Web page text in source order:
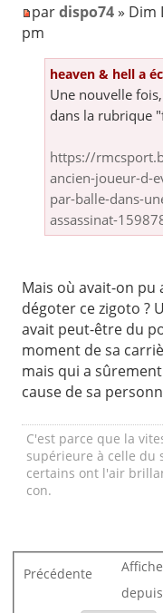
pardispo74» Dim
pm
heaven & hell a
Une nouvelle
dans la rubrique
https://
ancien-joueur-d-
par-balle-dans-
assassinat-
Mais où avait-on
dégoter ce zigoto ?
avait peut-être du
moment de sa
mais qui a
cause de sa
C'est parce que la
supérieure à celle du
certains ont l'air
con.
Précédente